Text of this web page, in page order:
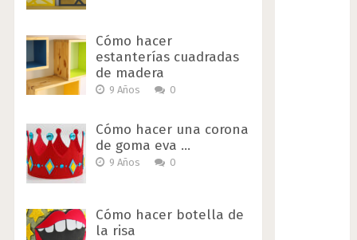
Cómo hacer
estanterías cuadradas
de madera
9 Años 0
Cómo hacer una corona
de goma eva …
9 Años 0
Cómo hacer botella de
la risa